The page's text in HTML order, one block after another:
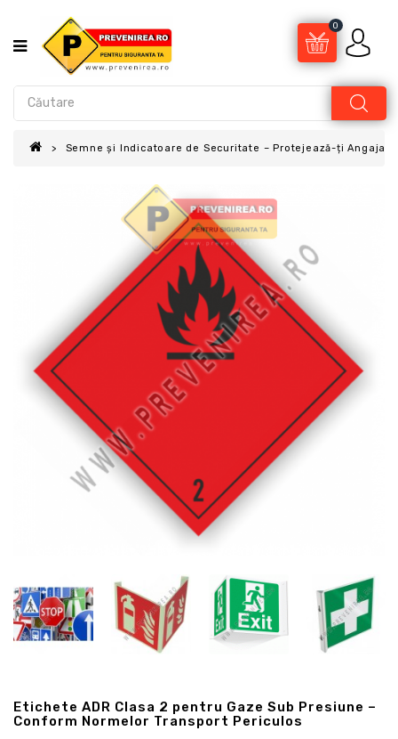
0
Semne și Indicatoare de Securitate – Protejează-ți
Etichete ADR Clasa 2 pentru Gaze Sub Presiune –
Conform Normelor Transport Periculos